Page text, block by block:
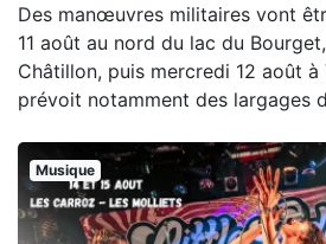
Des manœuvres militaires vont
11 août au nord du lac du
Châtillon, puis mercredi 12 août à
prévoit notamment des largages
Musique